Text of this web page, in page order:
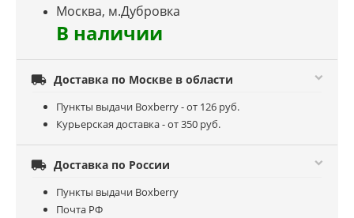
Москва, м.Дубровка
В наличии
 Доставка по Москве в области
Пункты выдачи Boxberry - от 126 руб.
Курьерская доставка - от 350 руб.
 Доставка по России
Пункты выдачи Boxberry
Почта РФ